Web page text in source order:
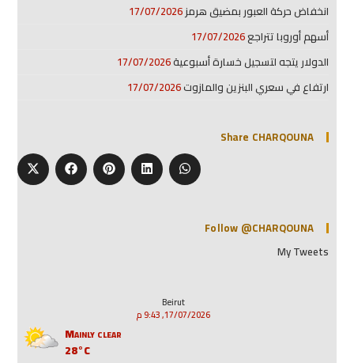
انخفاض حركة العبور بمضيق هرمز17/07/2026
أسهم أوروبا تتراجع17/07/2026
الدولار يتجه لتسجيل خسارة أسبوعية17/07/2026
ارتفاع في سعري البنزين والمازوت17/07/2026
Share CHARQOUNA
Follow @CHARQOUNA
My Tweets
Beirut
17/07/2026, 9:43 م
Mainly clear
28°C